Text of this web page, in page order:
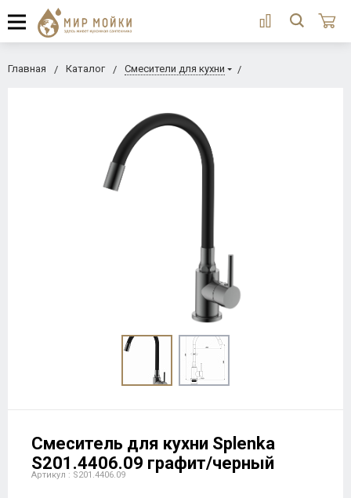
Главная Каталог Смесители для кухни
Смеситель для кухни Splenka
S201.4406.09 графит/черный
Артикул : S201.4406.09